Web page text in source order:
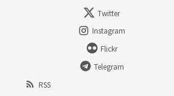
Twitter
Instagram
Flickr
Telegram
RSS